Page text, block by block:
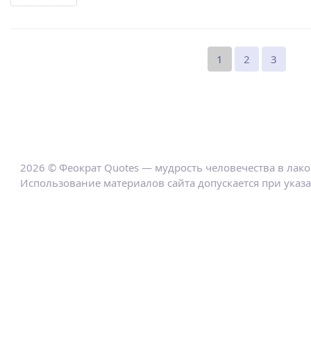
1 2 3
2026 © Феократ Quotes — мудрость человечества в
Использование материалов сайта допускается при